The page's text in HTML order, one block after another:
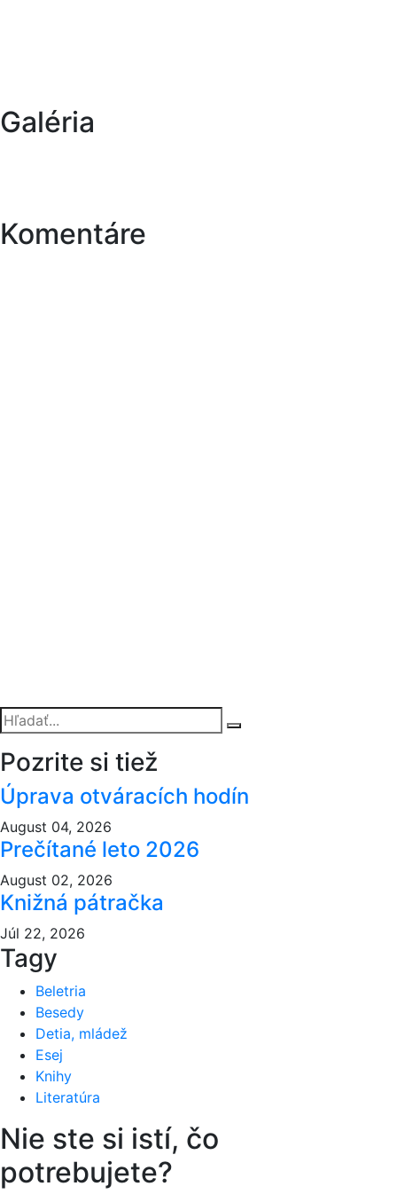
Galéria
Komentáre
Pozrite si tiež
Úprava otváracích hodín
August 04, 2026
Prečítané leto 2026
August 02, 2026
Knižná pátračka
Júl 22, 2026
Tagy
Beletria
Besedy
Detia, mládež
Esej
Knihy
Literatúra
Nie ste si istí, čo
potrebujete?